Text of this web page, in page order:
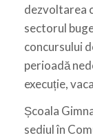
dezvoltarea
sectorul
concursului
perioadă
execuție,
Școala
sediul în